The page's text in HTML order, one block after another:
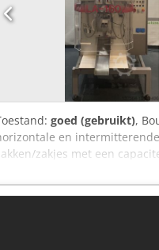
goed (gebruikt),
en
zakjes met een
Ak Hsrf Zakje - Breedte: 40 -
Bouwjaar: 1998